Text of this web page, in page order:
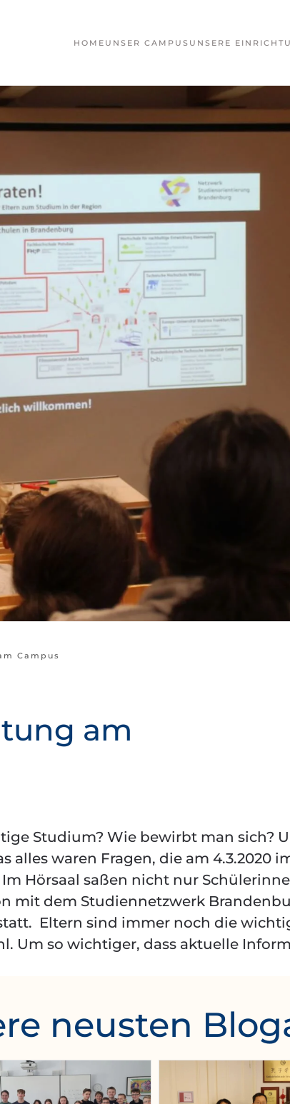
HOME UNSER CAMPUS UNSERE
Campus
am
Studium? Wie bewirbt man sich?
waren Fragen, die am 4.3.2020
Hörsaal saßen nicht nur
mit dem Studiennetzwerk
Eltern sind immer noch die
Um so wichtiger, dass aktuelle
neusten